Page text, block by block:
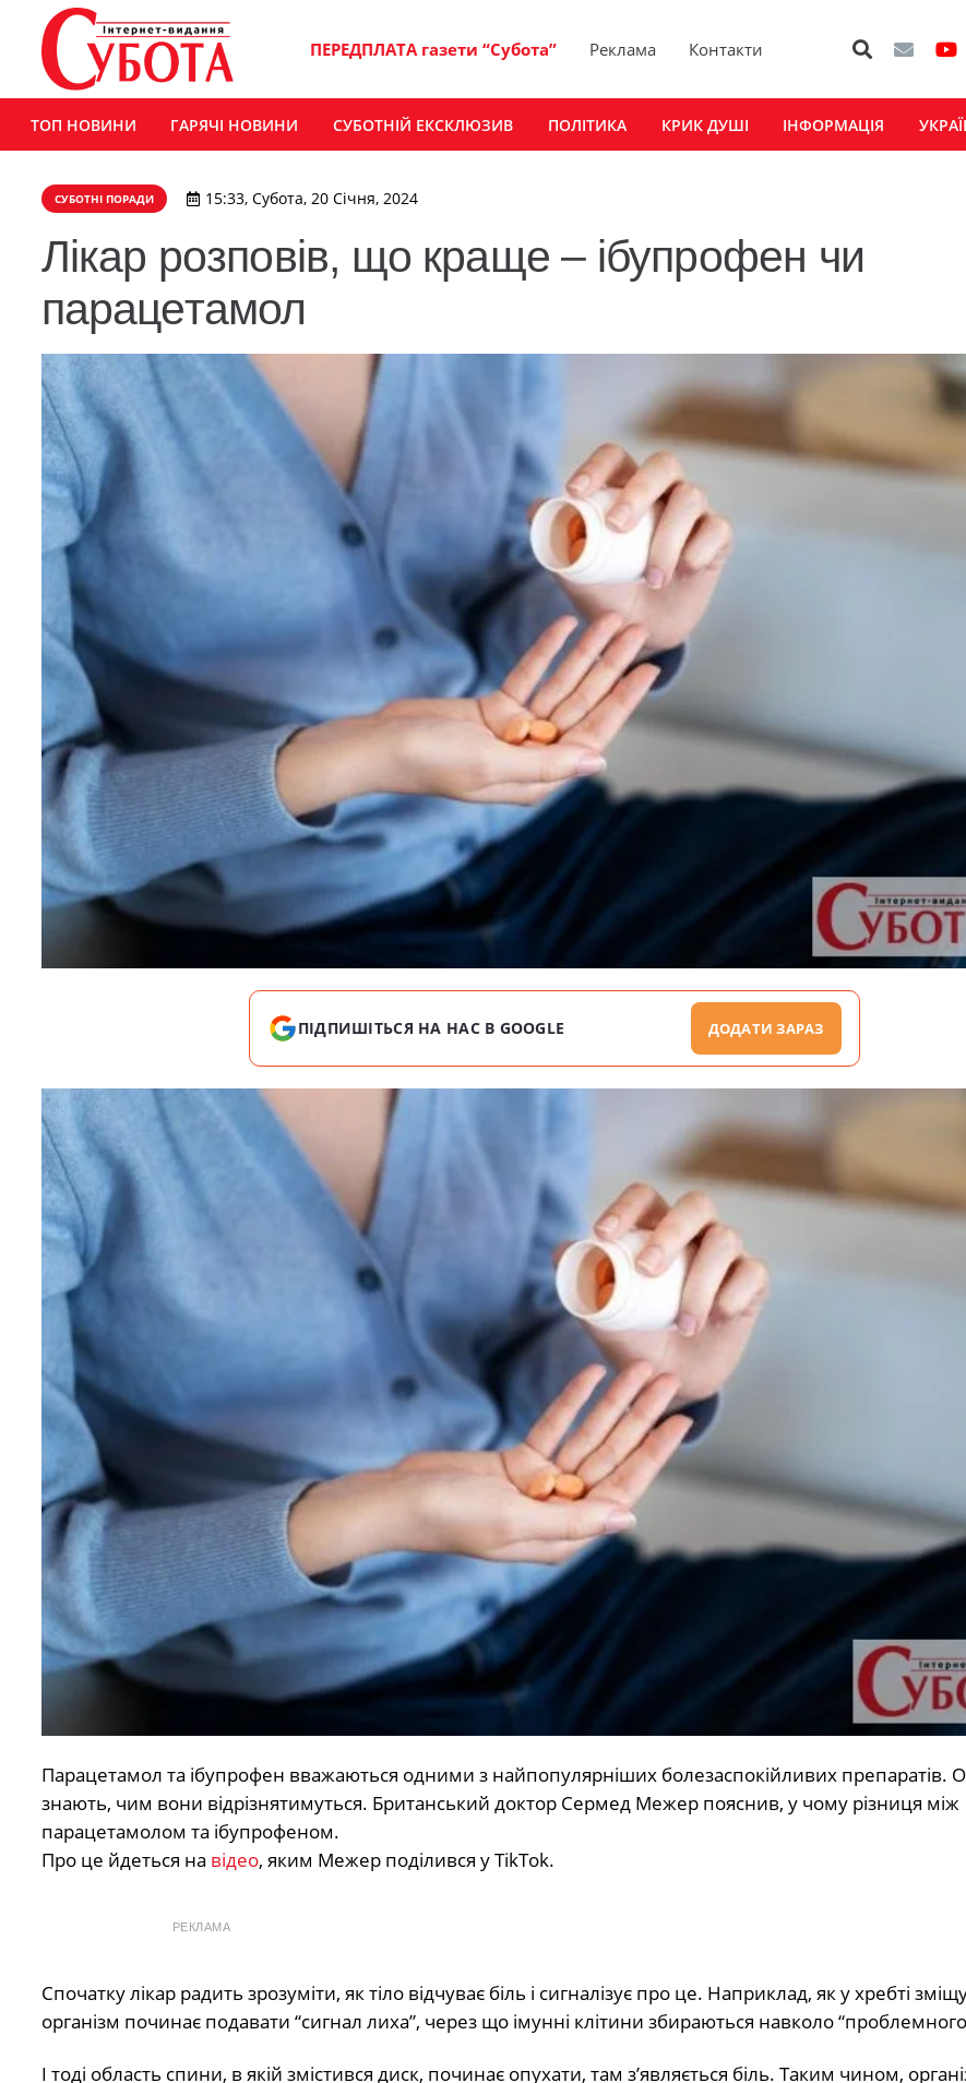
ПЕРЕДПЛАТА газети “Субота” Реклама Контакти
ТОП НОВИНИ ГАРЯЧІ НОВИНИ СУБОТНІЙ ЕКСКЛЮЗИВ ПОЛІТИКА КРИК ДУШІ ІНФОРМАЦІЯ
СУБОТНІ ПОРАДИ 15:33, Субота, 20 Січня, 2024
Лікар розповів, що краще – ібупрофен чи
парацетамол
ПІДПИШІТЬСЯ НА НАС В GOOGLE ДОДАТИ ЗАРАЗ
Парацетамол та ібупрофен вважаються одними з найпопулярніших болезаспокійливих препаратів.
знають, чим вони відрізнятимуться. Британський доктор Сермед Межер пояснив, у чому різниця між
парацетамолом та ібупрофеном.
Про це йдеться на відео, яким Межер поділився у TikTok.
РЕКЛАМА
Спочатку лікар радить зрозуміти, як тіло відчуває біль і сигналізує про це. Наприклад, як у хребті
організм починає подавати “сигнал лиха”, через що імунні клітини збираються навколо “проблемного
І тоді область спини, в якій змістився диск, починає опухати, там з’являється біль. Таким чином,